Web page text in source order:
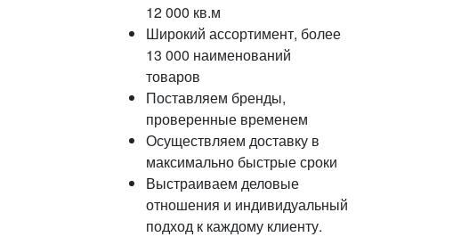
12 000 кв.м
Широкий ассортимент, более
13 000 наименований
товаров
Поставляем бренды,
проверенные временем
Осуществляем доставку в
максимально быстрые сроки
Выстраиваем деловые
отношения и индивидуальный
подход к каждому клиенту.